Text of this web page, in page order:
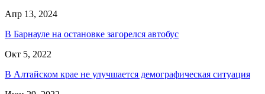
Апр 13, 2024
В Барнауле на остановке загорелся автобус
Окт 5, 2022
В Алтайском крае не улучшается демографическая ситуация